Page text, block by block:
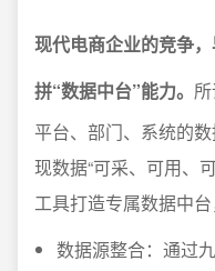
现代电商企业的竞争
拼“数据中台”能力。
平台、部门、系统的
现数据“可采、可用、
工具打造专属数据中台
数据源整合：通过